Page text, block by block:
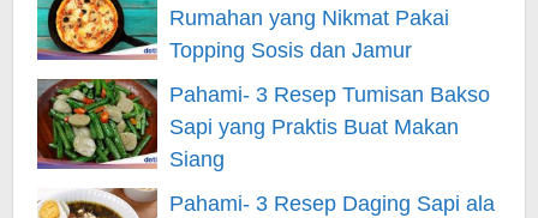
Rumahan yang Nikmat Pakai
Topping Sosis dan Jamur
Pahami- 3 Resep Tumisan Bakso
Sapi yang Praktis Buat Makan
Siang
Pahami- 3 Resep Daging Sapi ala